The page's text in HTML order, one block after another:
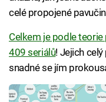
celé propojené
Celkem je podle
409 seriálů! Jejich
snadné se jím